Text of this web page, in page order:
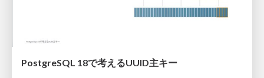
PostgreSQL 18で考えるUUID主キー